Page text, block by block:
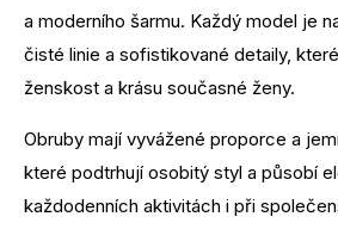
a moderního šarmu. Každý model je
čisté linie a sofistikované detaily,
ženskost a krásu současné ženy.
Obruby mají vyvážené proporce a
které podtrhují osobitý styl a působí
každodenních aktivitách i při